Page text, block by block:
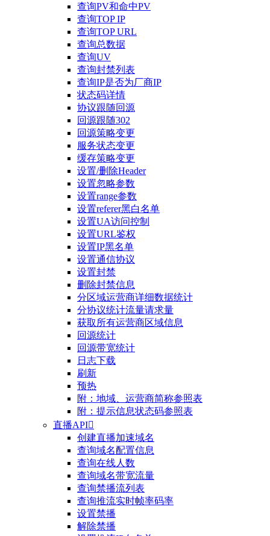
查询PV和命中PV
查询TOP IP
查询TOP URL
查询总数据
查询UV
查询封禁列表
查询IP是否为厂商IP
状态码详情
协议跟随回源
回源跟随302
回源策略变更
服务状态变更
缓存策略变更
设置/删除Header
设置忽略参数
设置range参数
设置referer黑白名单
设置UA访问控制
设置URL鉴权
设置IP黑名单
设置通信协议
设置封禁
删除封禁信息
分区域运营商详细数据统计
分协议统计流量请求量
获取所有运营商区域信息
回源统计
回源带宽统计
日志下载
刷新
预热
附：地域、运营商简称参照表
附：提示信息状态码参照表
直播API
创建直播加速域名
查询域名配置信息
查询在线人数
查询域名带宽流量
查询禁播流列表
查询推流实时帧率码率
设置禁播
解除禁播